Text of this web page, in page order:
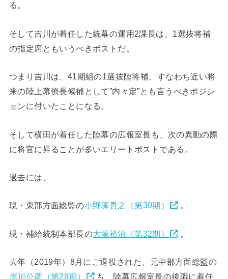
る。
そして吉川が着任した統幕の運用2課長は、1選抜将補
の指定席ともいうべきポストだ。
つまり吉川は、41期組の1選抜陸将補、すなわち近い将
来の陸上幕僚長候補として”内々定”とも言うべきポジシ
ョンに付いたことになる。
そして横田が着任した陸幕の広報室長も、次の異動の際
に将官に昇ることが多いエリートポストである。
過去には、
現・東部方面総監の小野塚貴之（第30期） 。
現・補給統制本部長の大塚裕治（第32期） 。
去年（2019年）8月にご退役された、元中部方面総監の
岸川公彦（第28期）
も、陸幕広報室長の後職に着任